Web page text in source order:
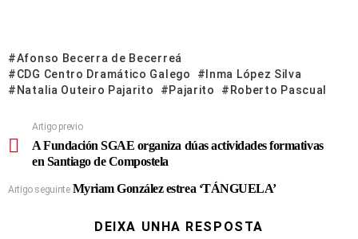
Afonso Becerra de Becerreá
CDG Centro Dramático Galego
Inma López Silva
Natalia Outeiro Pajarito
Pajarito Roberto Pascual
Artigo previo
A Fundación SGAE organiza dúas actividades formativas
en Santiago de Compostela
Artigo seguinte Myriam González estrea ‘TÁNGUELA’
DEIXA UNHA RESPOSTA